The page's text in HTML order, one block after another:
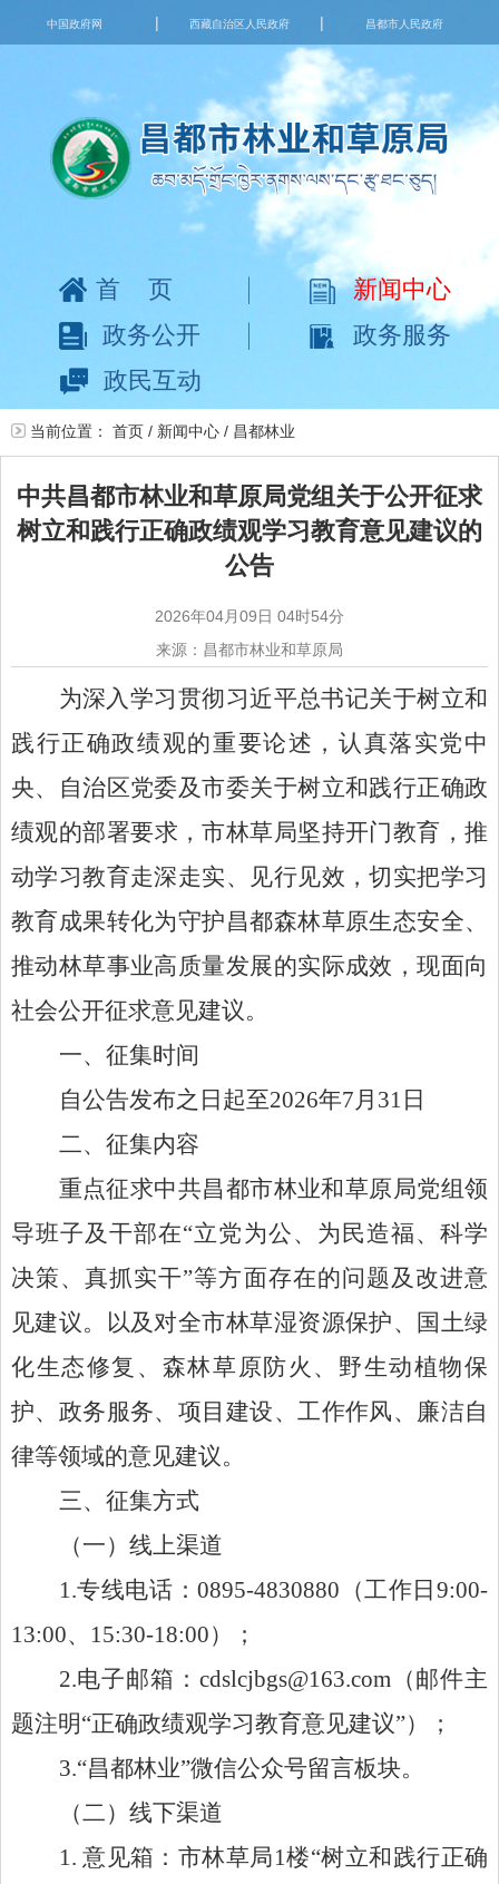
中国政府网 | 西藏自治区人民政府 | 昌都市人民政府
首页
新闻中心
政务公开
政务服务
政民互动
当前位置： 首页 / 新闻中心 / 昌都林业
中共昌都市林业和草原局党组关于公开征求
树立和践行正确政绩观学习教育意见建议的
公告
2026年04月09日 04时54分
来源：昌都市林业和草原局
为深入学习贯彻习近平总书记关于树立和
践行正确政绩观的重要论述，认真落实党中
央、
自治区党委及市委关于树立和践行正确政
绩观的部署要求，市林草局坚持开门教育，推
动学习教育走深走实、见行见效，切实把学习
教育成果转化为守护昌都森林草原生态安全、
推动林草事业高质量发展的实际成效 ，现面向
社会公开征求意见建议。
一、征集时间
自公告发布之日起至2026年7月31日
二、征集内容
重点征求中共昌都市林业和草原局党组领
导班子及干部在“立党为公、为民造福、科学
决策、真抓实干”等方面存在的问题及改进意
见建议。
以及对全市林草湿资源保护、国土绿
化生态修复、森林草原防火、野生动植物保
护、政务服务、项目建设、工作作风、廉洁自
律等领域的意见建议。
三、征集方式
（一）线上渠道
1.专线电话：0895-4830880（工作日9:00-
13:00、15:30-18:00）
；
2.电子邮箱： cdslcjbgs@163.com（邮件主
题注明“正确政绩观学习教育意见建议”）
；
3.“昌都林业”微信公众号留言板块。
（二）线下渠道
1. 意见箱：市林草局1楼“树立和践行正确